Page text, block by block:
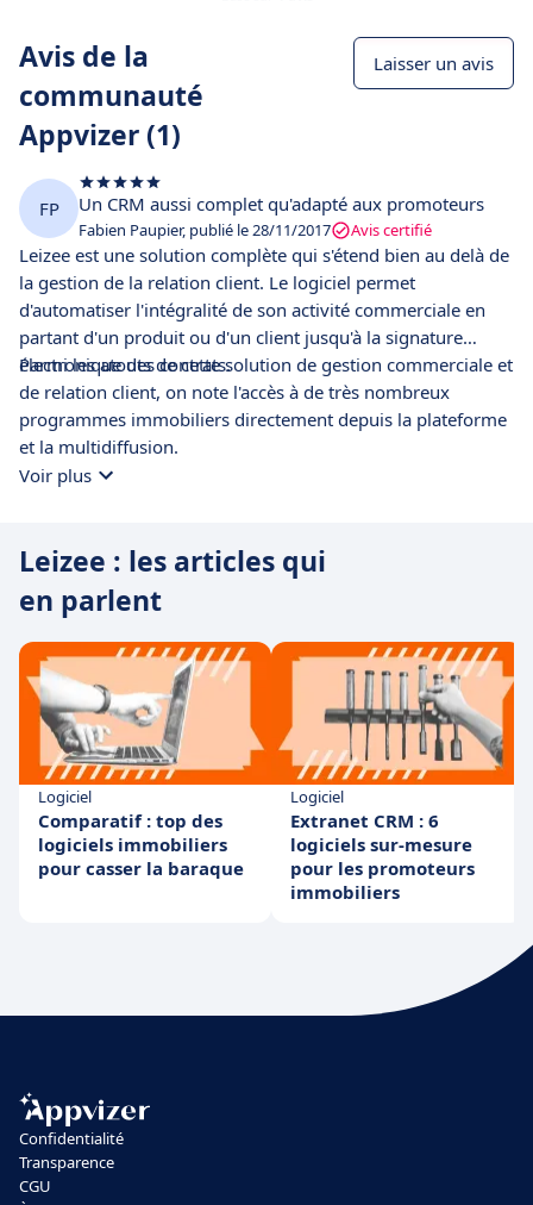
Avis de la
communauté
Appvizer (1)
Laisser un avis
FP Un CRM aussi complet qu'adapté aux promoteurs
Fabien Paupier, publié le 28/11/2017 Avis certifié
Leizee est une solution complète qui s'étend bien au delà de
la gestion de la relation client. Le logiciel permet
d'automatiser l'intégralité de son activité commerciale en
partant d'un produit ou d'un client jusqu'à la signature
électronique des contrats.
Parmi les atouts de cette solution de gestion commerciale et
de relation client, on note l'accès à de très nombreux
programmes immobiliers directement depuis la plateforme
et la multidiffusion.
Voir plus
Leizee : les articles qui
en parlent
Logiciel
Comparatif : top des
logiciels immobiliers
pour casser la baraque
Logiciel
Extranet CRM : 6
logiciels sur-mesure
pour les promoteurs
immobiliers
Confidentialité
Transparence
CGU